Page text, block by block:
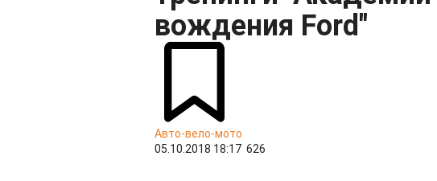
вождения Ford"
Авто-вело-мото
05.10.2018 18:17 626